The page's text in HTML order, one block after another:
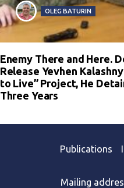
OLEG BATURIN
Enemy There and Here.
Release Yevhen
to Live” Project, He
Three Years
Publications
Mailing